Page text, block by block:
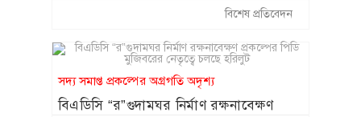
বিশেষ প্রতিবেদন
সদ্য সমাপ্ত প্রকল্পের অগ্রগতি অদৃশ্য
বিএডিসি “র”গুদামঘর নির্মাণ রক্ষনাবেক্ষণ